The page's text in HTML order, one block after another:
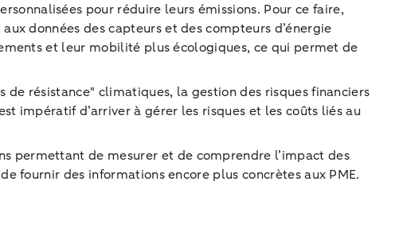
pour réduire leurs émissions. Pour ce faire,
données des capteurs et des compteurs d’énergie
et leur mobilité plus écologiques, ce qui permet de
résistance" climatiques, la gestion des risques financiers
impératif d’arriver à gérer les risques et les coûts liés au
permettant de mesurer et de comprendre l’impact des
fournir des informations encore plus concrètes aux PME.